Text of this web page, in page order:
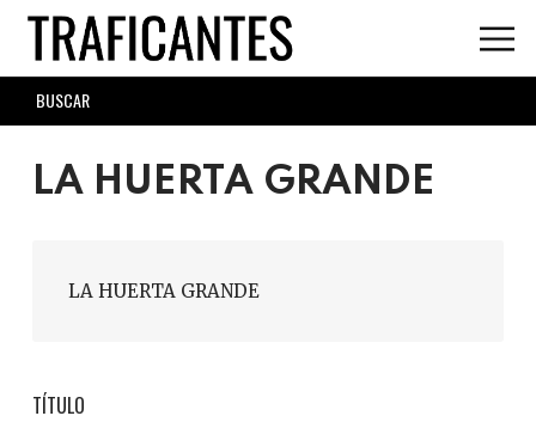
Skip
main
content
SEARCH
FORM
LA HUERTA GRANDE
LA HUERTA GRANDE
TÍTULO